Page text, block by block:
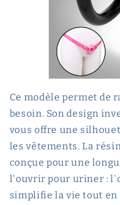
Ce modèle permet de
besoin. Son design
vous offre une
les vêtements. La
conçue pour une
l'ouvrir pour uriner :
simplifie la vie tout